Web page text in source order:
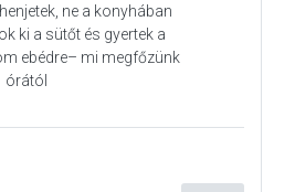
ne a konyhában
ki a sütőt és gyertek a
ebédre– mi megfőzünk
órától